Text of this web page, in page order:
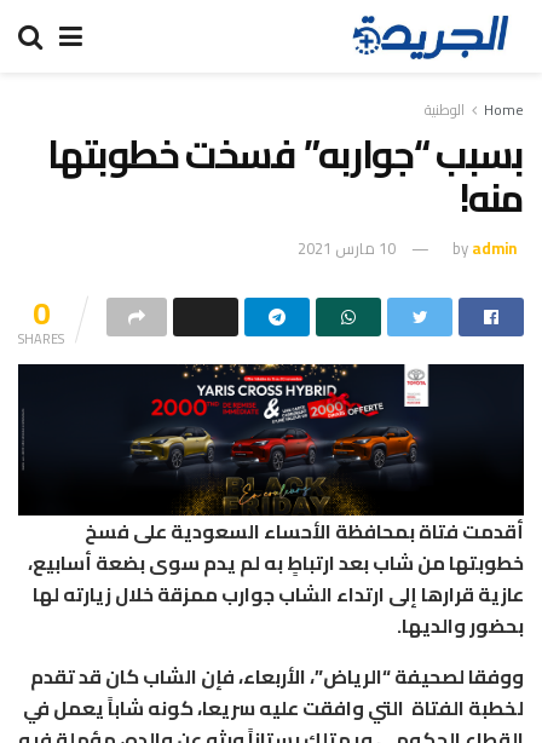
Home الوطنية
بسبب “جواربه” فسخت خطوبتها
منه!
byadmin 10 مارس 2021
0
SHARES
أقدمت فتاة بمحافظة الأحساء السعودية على فسخ
خطوبتها من شاب بعد ارتباطٍ به لم يدم سوى بضعة أسابيع،
عازية قرارها إلى ارتداء الشاب جوارب ممزقة خلال زيارته لها
بحضور والديها.
ووفقا لصحيفة “الرياض”، الأربعاء، فإن الشاب كان قد تقدم
لخطبة الفتاة التي وافقت عليه سريعا، كونه شاباً يعمل في